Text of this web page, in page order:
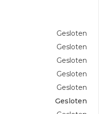
Gesloten
Gesloten
Gesloten
Gesloten
Gesloten
Gesloten